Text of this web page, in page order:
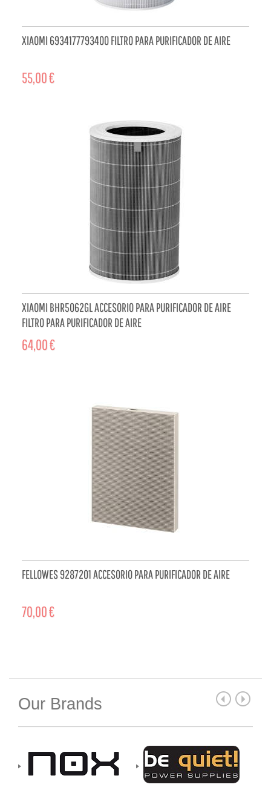
XIAOMI 6934177793400 FILTRO PARA PURIFICADOR DE AIRE
55,00 €
XIAOMI BHR5062GL ACCESORIO PARA PURIFICADOR DE AIRE
FILTRO PARA PURIFICADOR DE AIRE
64,00 €
FELLOWES 9287201 ACCESORIO PARA PURIFICADOR DE AIRE
70,00 €
Our Brands